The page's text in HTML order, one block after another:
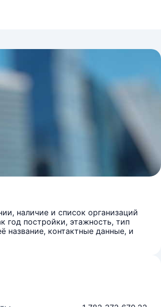
наличие и список организаций
год постройки, этажность, тип
контактные данные, и